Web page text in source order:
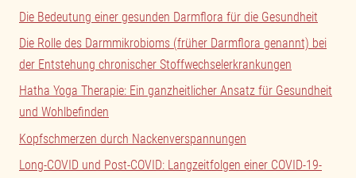
Die Bedeutung einer gesunden Darmflora für die Gesundheit
Die Rolle des Darmmikrobioms (früher Darmflora genannt) bei
der Entstehung chronischer Stoffwechselerkrankungen
Hatha Yoga Therapie: Ein ganzheitlicher Ansatz für Gesundheit
und Wohlbefinden
Kopfschmerzen durch Nackenverspannungen
Long-COVID und Post-COVID: Langzeitfolgen einer COVID-19-